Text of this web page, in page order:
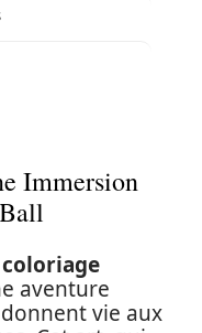
Immersion
coloriage
aventure
vie aux